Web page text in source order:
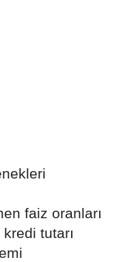
faiz oranları
tutarı